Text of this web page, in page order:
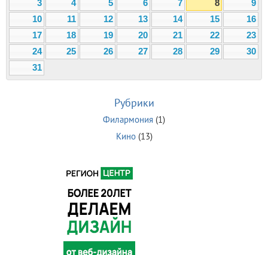
3
4 5 6 7 8
9
10
11 12 13 14 15
16
17
18 19 20 21 22
23
24
25 26 27 28 29
30
31
Рубрики
Филармония (1)
Кино(13)